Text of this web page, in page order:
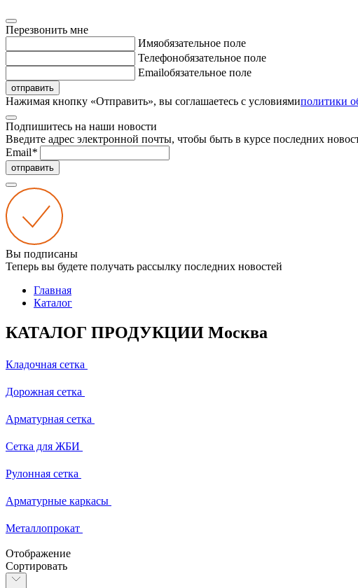
Перезвонить мне
Имяобязательное поле
Телефонобязательное поле
Emailобязательное поле
отправить
Нажимая кнопку «Отправить», вы соглашаетесь с условиямиполитики
Подпишитесь на наши новости
Введите адрес электронной почты, чтобы быть в курсе последних
Email*
отправить
Вы подписаны
Теперь вы будете получать рассылку последних новостей
Главная
Каталог
КАТАЛОГ ПРОДУКЦИИ Москва
Кладочная сетка
Дорожная сетка
Арматурная сетка
Сетка для ЖБИ
Рулонная сетка
Арматурные каркасы
Металлопрокат
Отображение
Сортировать